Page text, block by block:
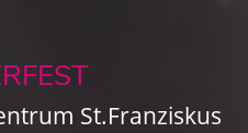
St.Franziskus